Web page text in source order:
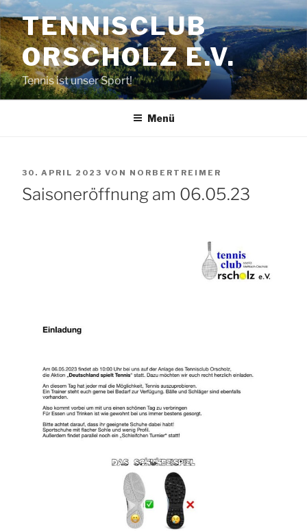
Zum
Inhalt
springenTENNISCLUB
ORSCHOLZ E.V.
Tennis ist unser Sport!
Menü
VERÖFFENTLICHT
AM
30. APRIL 2023 VON NORBERTREIMER
Saisoneröffnung am 06.05.23